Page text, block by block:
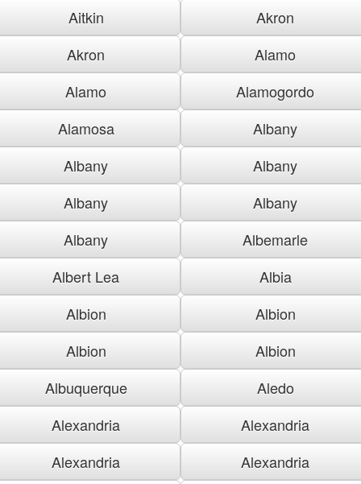
Aitkin
Akron
Akron
Alamo
Alamo
Alamogordo
Alamosa
Albany
Albany
Albany
Albany
Albany
Albany
Albemarle
Albert Lea
Albia
Albion
Albion
Albion
Albion
Albuquerque
Aledo
Alexandria
Alexandria
Alexandria
Alexandria